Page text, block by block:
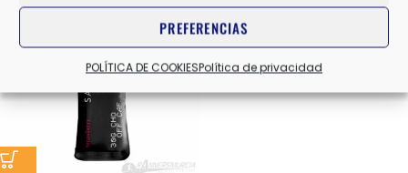
PREFERENCIAS
POLÍTICA DE COOKIESPolítica de privacidad